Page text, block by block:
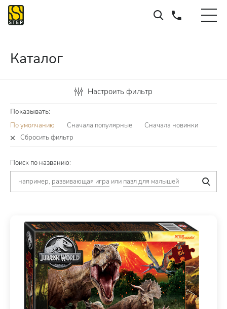
Каталог
Настроить фильтр
Показывать:
По умолчанию
Сначала популярные
Сначала новинки
Сбросить фильтр
Поиск по названию:
например, развивающая игра или пазл для малышей